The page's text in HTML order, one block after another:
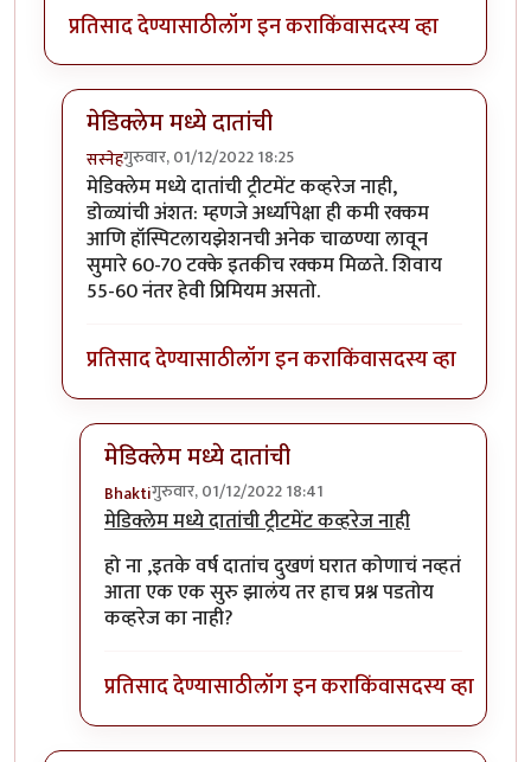
प्रतिसाद देण्यासाठीलॉग इन कराकिंवासदस्य व्हा
मेडिक्लेम मध्ये दातांची
सस्नेहगुरुवार, 01/12/2022 18:25
In reply toमेडिक्लेम एजंटांची अजुन एकby
मेडिक्लेम मध्ये दातांची ट्रीटमेंट कव्हरेज नाही,
डोळ्यांची अंशत: म्हणजे अर्ध्यापेक्षा ही कमी रक्कम
आणि हॉस्पिटलायझेशनची अनेक चाळण्या लावून
सुमारे 60-70 टक्के इतकीच रक्कम मिळते. शिवाय
55-60 नंतर हेवी प्रिमियम असतो.
प्रतिसाद देण्यासाठीलॉग इन कराकिंवासदस्य व्हा
मेडिक्लेम मध्ये दातांची
Bhaktiगुरुवार, 01/12/2022 18:41
In reply toमेडिक्लेम मध्ये दातांचीbyसस्नेह
मेडिक्लेम मध्ये दातांची ट्रीटमेंट कव्हरेज नाही
हो ना ,इतके वर्ष दातांच दुखणं घरात कोणाचं नव्हतं
आता एक एक सुरु झालंय तर हाच प्रश्न पडतोय
कव्हरेज का नाही?
प्रतिसाद देण्यासाठीलॉग इन कराकिंवासदस्य व्हा